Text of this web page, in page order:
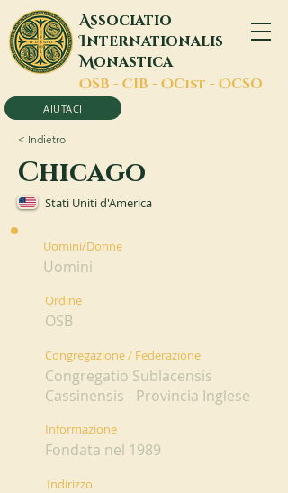
Associatio
Internationalis
Monastica
OSB - CIB - OCist - OCSO
AIUTACI
< Indietro
Chicago
Stati Uniti d'America
Uomini/Donne
Uomini
Ordine
OSB
Congregazione / Federazione
Congregatio Sublacensis
Cassinensis - Provincia Inglese
Informazione
Fondata nel 1989
Indirizzo